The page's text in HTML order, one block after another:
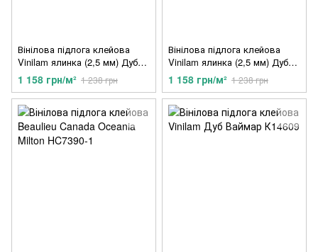
Вінілова підлога клейова
Vinilam ялинка (2,5 мм) Дуб
Грейдж 643A11
1 158 грн/м² 1 238 грн
Вінілова підлога клейова
Vinilam ялинка (2,5 мм) Дуб
Класичний 291155
1 158 грн/м² 1 238 грн